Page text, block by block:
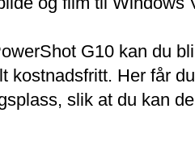
G10 kan du
kostnadsfritt. Her får
slik at du kan